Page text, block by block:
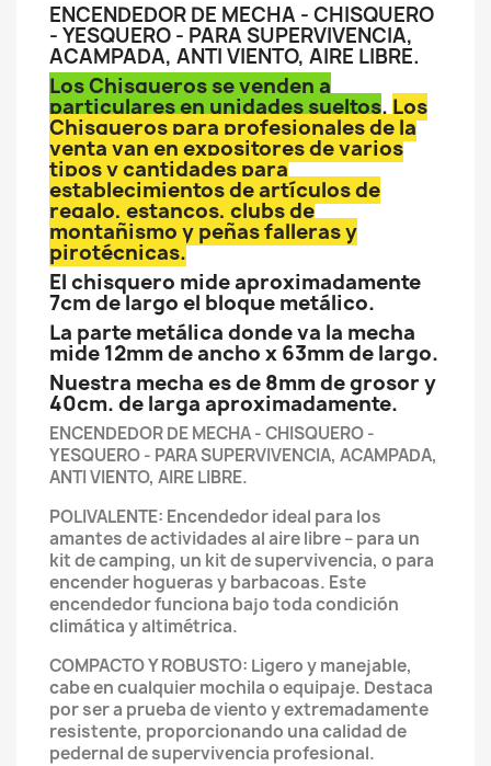
ENCENDEDOR DE MECHA - CHISQUERO
- YESQUERO - PARA SUPERVIVENCIA,
ACAMPADA, ANTI VIENTO, AIRE LIBRE.
Los Chisqueros se venden a
particulares en unidades sueltos.Los
Chisqueros para profesionales de la
venta van en expositores de varios
tipos y cantidades para
establecimientos de artículos de
regalo, estancos, clubs de
montañismo y peñas falleras y
pirotécnicas.
El chisquero mide aproximadamente
7cm de largo el bloque metálico.
La parte metálica donde va la mecha
mide 12mm de ancho x 63mm de largo.
Nuestra mecha es de 8mm de grosor y
40cm. de larga aproximadamente.
ENCENDEDOR DE MECHA - CHISQUERO -
YESQUERO - PARA SUPERVIVENCIA, ACAMPADA,
ANTI VIENTO, AIRE LIBRE.
POLIVALENTE: Encendedor ideal para los
amantes de actividades al aire libre – para un
kit de camping, un kit de supervivencia, o para
encender hogueras y barbacoas. Este
encendedor funciona bajo toda condición
climática y altimétrica.
COMPACTO Y ROBUSTO: Ligero y manejable,
cabe en cualquier mochila o equipaje. Destaca
por ser a prueba de viento y extremadamente
resistente, proporcionando una calidad de
pedernal de supervivencia profesional.